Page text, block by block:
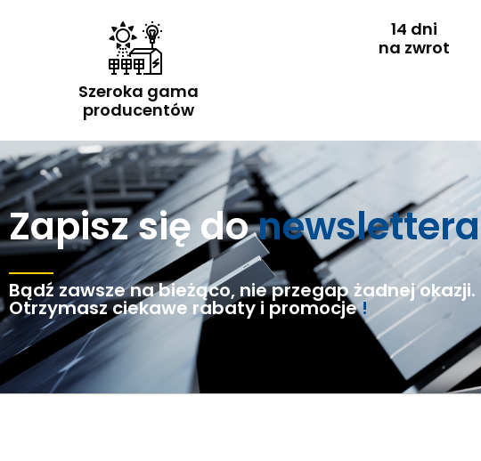
Szeroka gama
producentów
14 dni
na zwrot
Zapisz się donewslettera
Bądź zawsze na bieżąco, nie przegap żadnej okazji.
Otrzymasz ciekawe rabaty i promocje!